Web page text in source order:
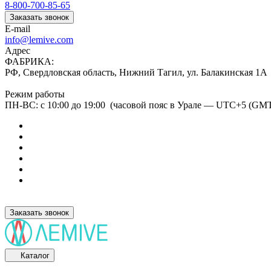
8-800-700-85-65
Заказать звонок
E-mail
info@lemive.com
Адрес
ФАБРИКА:
РФ, Свердловская область, Нижний Тагил, ул. Балакинская 1А
Режим работы
ПН-ВС: с 10:00 до 19:00 (часовой пояс в Урале — UTC+5
Заказать звонок
Каталог